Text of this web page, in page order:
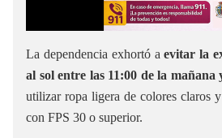
La dependencia exhortó aevitar la
al sol entre las 11:00 de la mañana
utilizar ropa ligera de colores claros
con FPS 30 o superior.